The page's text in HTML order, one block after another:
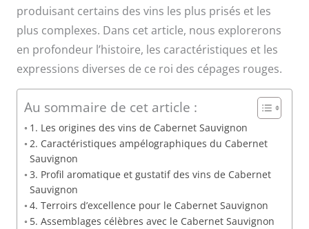
produisant certains des vins les plus prisés et les
plus complexes. Dans cet article, nous explorerons
en profondeur l’histoire, les caractéristiques et les
expressions diverses de ce roi des cépages rouges.
Au sommaire de cet article :
1. Les origines des vins de Cabernet Sauvignon
2. Caractéristiques ampélographiques du Cabernet
Sauvignon
3. Profil aromatique et gustatif des vins de Cabernet
Sauvignon
4. Terroirs d’excellence pour le Cabernet Sauvignon
5. Assemblages célèbres avec le Cabernet Sauvignon